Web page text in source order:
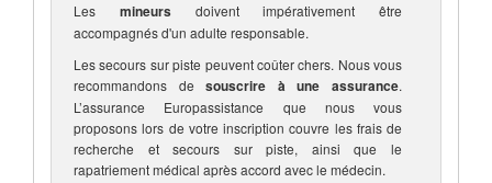
Les mineurs doivent impérativement être
accompagnés d'un adulte responsable.
Les secours sur piste peuvent coûter chers. Nous vous
recommandons desouscrire à une assurance.
L’assurance Europassistance que nous vous
proposons lors de votre inscription couvre les frais de
recherche et secours sur piste, ainsi que le
rapatriement médical après accord avec le médecin.